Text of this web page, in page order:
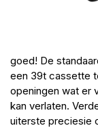
goed! De
een 39t cassette
openingen wat er
kan verlaten.
uiterste preciesie